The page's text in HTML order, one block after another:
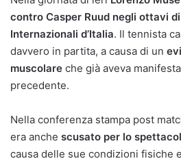
contro Casper Ruud negli ottavi
Internazionali d’Italia. Il tennista
davvero in partita, a causa di un
muscolare che già aveva
precedente.
Nella conferenza stampa post
era anche scusato per lo
causa delle sue condizioni fisiche